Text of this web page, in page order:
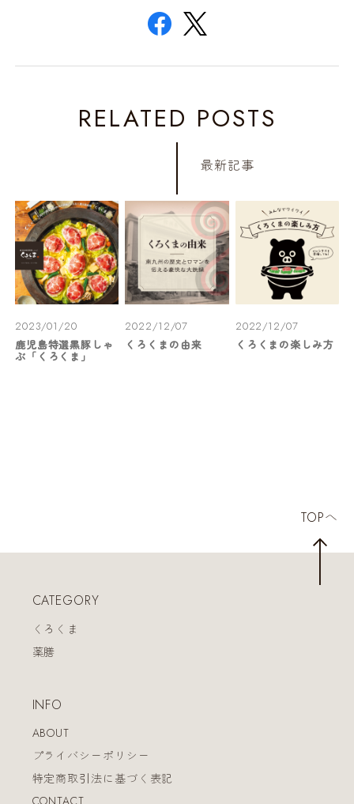
RELATED POSTS
最新記事
2023/01/20
鹿児島特選黒豚しゃ
ぶ「くろくま」
2022/12/07
くろくまの由来
2022/12/07
くろくまの楽しみ方
CATEGORY
くろくま
薬膳
INFO
ABOUT
プライバシーポリシー
特定商取引法に基づく表記
TOPへ